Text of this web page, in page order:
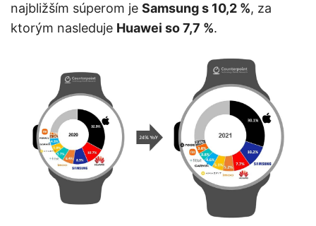
najbližším súperom je Samsung s 10,2 %, za
ktorým nasleduje Huawei so 7,7 %.